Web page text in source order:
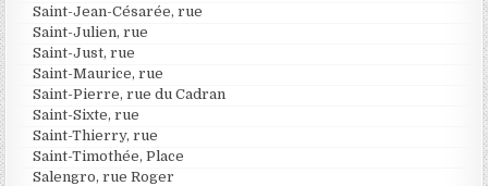
Saint-Jean-Césarée, rue
Saint-Julien, rue
Saint-Just, rue
Saint-Maurice, rue
Saint-Pierre, rue du Cadran
Saint-Sixte, rue
Saint-Thierry, rue
Saint-Timothée, Place
Salengro, rue Roger